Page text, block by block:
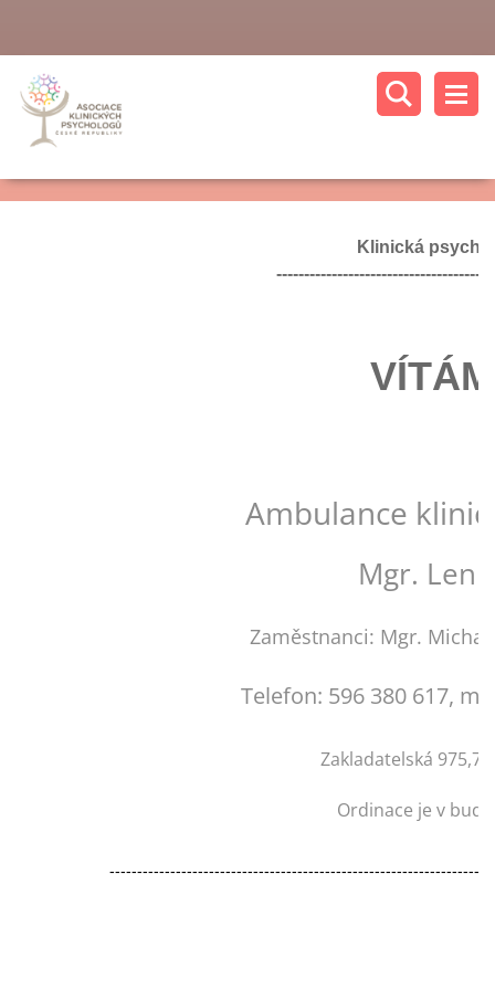
Klinická
Ambulance
Mgr.
Zaměstnanci: Mgr.
Telefon: 596 380 617,
Zakladatelská
Ordinace je v